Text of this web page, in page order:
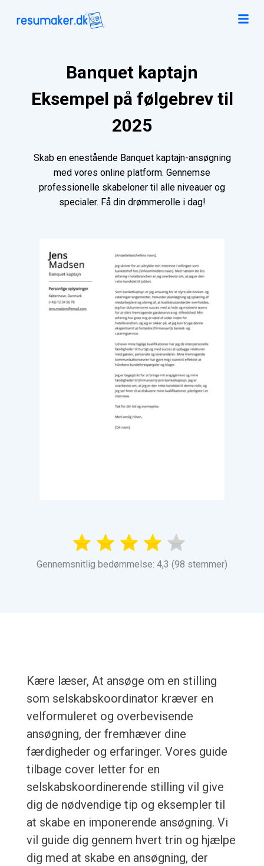
Banquet kaptajn
Eksempel på følgebrev til
2025
Skab en enestående Banquet kaptajn-ansøgning
med vores online platform. Gennemse
professionelle skabeloner til alle niveauer og
specialer. Få din drømmerolle i dag!
Gennemsnitlig bedømmelse: 4,3 (98 stemmer)
Kære læser, At ansøge om en stilling
som selskabskoordinator kræver en
velformuleret og overbevisende
ansøgning, der fremhæver dine
færdigheder og erfaringer. Vores guide
tilbage cover letter for en
selskabskoordinerende stilling vil give
dig de nødvendige tip og eksempler til
at skabe en imponerende ansøgning. Vi
vil guide dig gennem hvert trin og hjælpe
dig med at skabe en ansøgning, der